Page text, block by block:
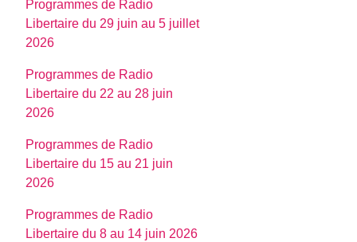
Programmes de Radio
Libertaire du 29 juin au 5 juillet
2026
Programmes de Radio
Libertaire du 22 au 28 juin
2026
Programmes de Radio
Libertaire du 15 au 21 juin
2026
Programmes de Radio
Libertaire du 8 au 14 juin 2026